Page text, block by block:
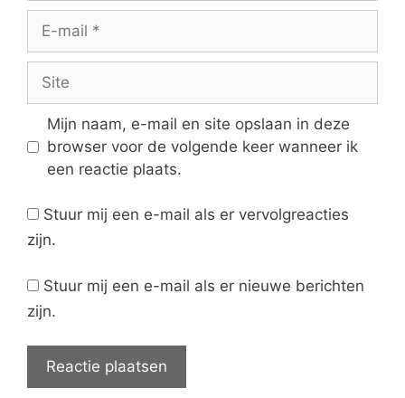
mail
Mijn naam, e-mail en site opslaan in deze
browser voor de volgende keer wanneer ik
een reactie plaats.
Stuur mij een e-mail als er vervolgreacties
zijn.
Stuur mij een e-mail als er nieuwe berichten
zijn.